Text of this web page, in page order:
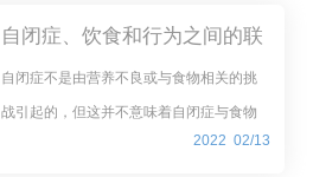
自闭症、饮食和行为之间的联
系
自闭症不是由营养不良或与食物相关的挑
战引起的，但这并不意味着自闭症与食物
之间没有联系。事实上，研究表明，与食
2022 02/13